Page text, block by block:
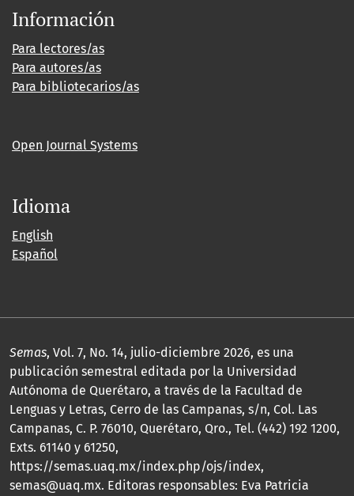
Información
Para lectores/as
Para autores/as
Para bibliotecarios/as
Open Journal Systems
Idioma
English
Español
Semas, Vol. 7, No. 14, julio-diciembre 2026, es una
publicación semestral editada por la Universidad
Autónoma de Querétaro, a través de la Facultad de
Lenguas y Letras, Cerro de las Campanas, s/n, Col. Las
Campanas, C. P. 76010, Querétaro, Qro., Tel. (442) 192 1200,
Exts. 61140 y 61250,
https://semas.uaq.mx/index.php/ojs/index,
semas@uaq.mx. Editoras responsables: Eva Patricia